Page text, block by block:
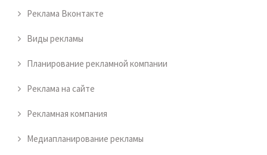
Реклама Вконтакте
Виды рекламы
Планирование рекламной компании
Реклама на сайте
Рекламная компания
Медиапланирование рекламы